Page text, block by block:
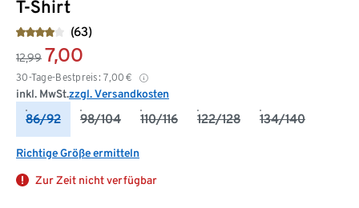
T-Shirt
(63)
12,99 7,00
30-Tage-Bestpreis: 7,00 €
inkl. MwSt.zzgl. Versandkosten
86/92 98/104 110/116 122/128 134/140
Richtige Größe ermitteln
Zur Zeit nicht verfügbar